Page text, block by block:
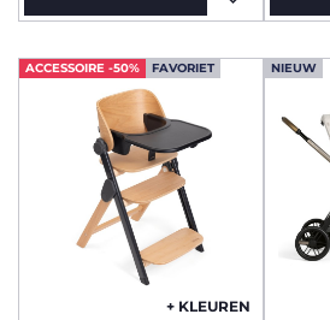
ACCESSOIRE -50% FAVORIET
+ KLEUREN
NIEUW